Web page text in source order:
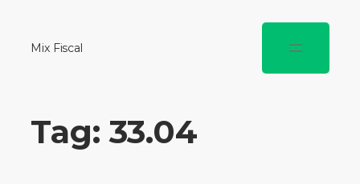
Mix Fiscal
Tag: 33.04